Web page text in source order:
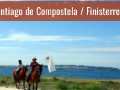
de Compostela / Finisterre